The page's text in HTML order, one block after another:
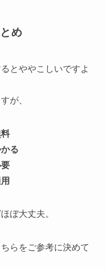
め
とややこしいですよ
が、
る
ぼ大丈夫。
らをご参考に決めて